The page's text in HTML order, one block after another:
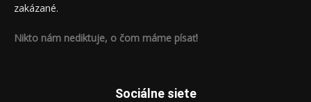
zakázané.
Nikto nám nediktuje, o čom máme písať!
Sociálne siete